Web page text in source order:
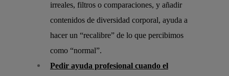
irreales, filtros o comparaciones, y añadir
contenidos de diversidad corporal, ayuda a
hacer un “recalibre” de lo que percibimos
como “normal”.
Pedir ayuda profesional cuando el